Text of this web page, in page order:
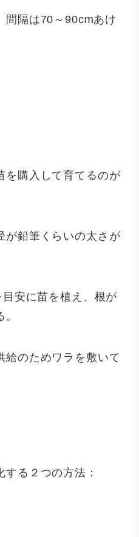
間隔は70～90cmあけ
を購入して育てるのが
が鉛筆くらいの太さが
安に苗を植え、根が
給のためワラを敷いて
る２つの方法：